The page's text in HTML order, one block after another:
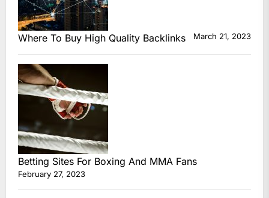
Where To Buy High Quality Backlinks March 21, 2023
Betting Sites For Boxing And MMA Fans
February 27, 2023